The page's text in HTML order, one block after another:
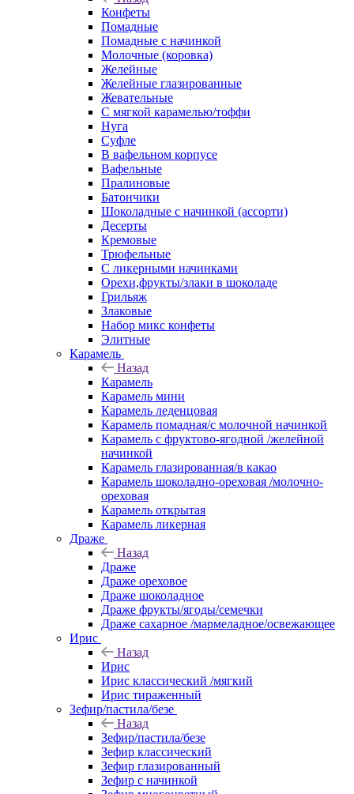
Конфеты
Помадные
Помадные с начинкой
Молочные (коровка)
Желейные
Желейные глазированные
Жевательные
С мягкой карамелью/тоффи
Нуга
Суфле
В вафельном корпусе
Вафельные
Пралиновые
Батончики
Шоколадные с начинкой (ассорти)
Десерты
Кремовые
Трюфельные
С ликерными начинками
Орехи,фрукты/злаки в шоколаде
Грильяж
Злаковые
Набор микс конфеты
Элитные
Карамель
Назад
Карамель
Карамель мини
Карамель леденцовая
Карамель помадная/с молочной начинкой
Карамель с фруктово-ягодной /желейной
начинкой
Карамель глазированная/в какао
Карамель шоколадно-ореховая /молочно-
ореховая
Карамель открытая
Карамель ликерная
Драже
Назад
Драже
Драже ореховое
Драже шоколадное
Драже фрукты/ягоды/семечки
Драже сахарное /мармеладное/освежающее
Ирис
Назад
Ирис
Ирис классический /мягкий
Ирис тираженный
Зефир/пастила/безе
Назад
Зефир/пастила/безе
Зефир классический
Зефир глазированный
Зефир с начинкой